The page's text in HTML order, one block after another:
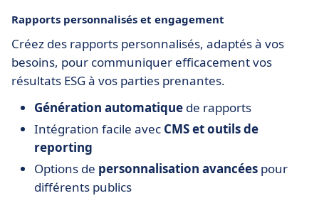
Rapports personnalisés et engagement
Créez des rapports personnalisés, adaptés à vos
besoins, pour communiquer efficacement vos
résultats ESG à vos parties prenantes.
Génération automatique de rapports
Intégration facile avec CMS et outils de
reporting
Options de personnalisation avancées pour
différents publics